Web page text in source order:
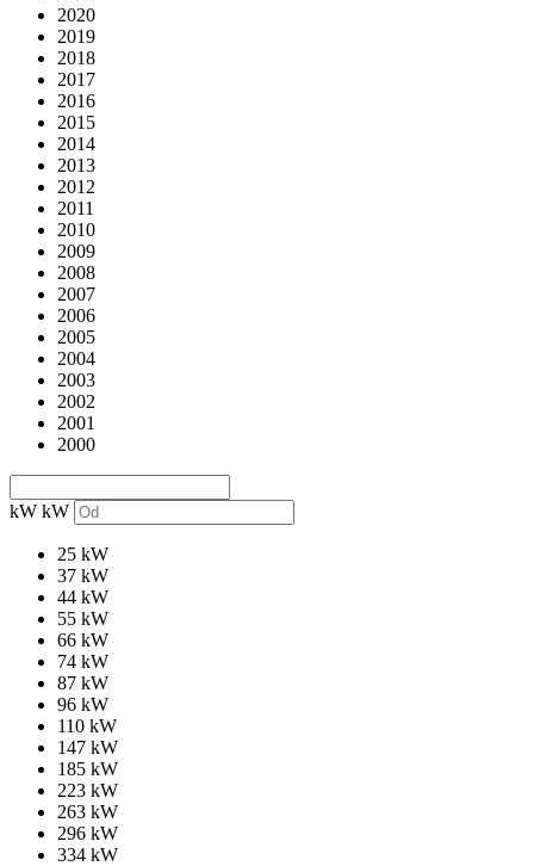
2020
2019
2018
2017
2016
2015
2014
2013
2012
2011
2010
2009
2008
2007
2006
2005
2004
2003
2002
2001
2000
kW kW
25 kW
37 kW
44 kW
55 kW
66 kW
74 kW
87 kW
96 kW
110 kW
147 kW
185 kW
223 kW
263 kW
296 kW
334 kW